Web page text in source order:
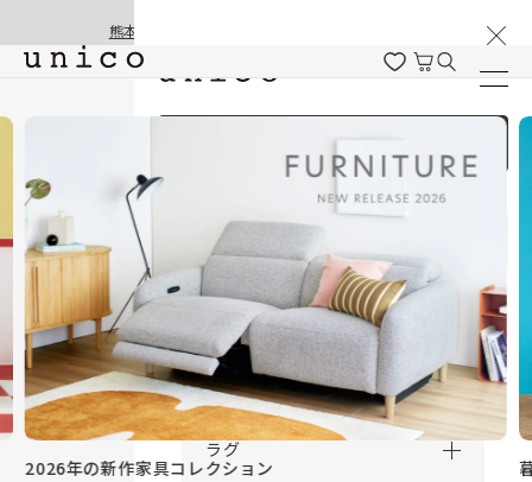
熊本地震の影響による配送遅延と停止について
ログイン / 新規会員登録
商品を探す
商品カテゴリー一覧
家具
カーテン
ラグ
の新作家具コレクション 暮らしを